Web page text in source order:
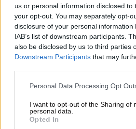
us or personal information disclosed to
your opt-out. You may separately opt-
disclosure of your personal information
IAB’s list of downstream participants.
also be disclosed by us to third parties
Downstream Participants that may
Please note that this website/app uses
not limited to your visit or usage
grant or deny consent to Google and
use your data for below specified
Personal Data Processing Opt
I want to opt-out of the Sharing of
personal data.
Opted In
21·07·2026 06:47
Το περιστατικό Καρυστιανού –
| Το face control από τον